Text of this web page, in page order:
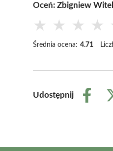
Oceń: Zbigniew
★ ★ ★ ★
Średnia ocena: 4.71
Udostępnij
Share